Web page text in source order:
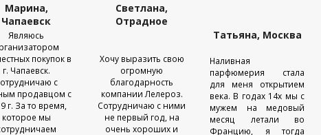
Марина,
Чапаевск
Являюсь
покупок в
г. Чапаевск.
с
продавцом с
г. За то время,
которое мы
Светлана,
Отрадное
Хочу выразить свою
огромную
благодарность
компании Лелероз.
Сотрудничаю с ними
не первый год, на
очень хороших и
Татьяна, Москва
Наливная
парфюмерия стала
для меня открытием
века. В годах 14х мы с
мужем на медовый
месяц летали во
Францию, я тогда